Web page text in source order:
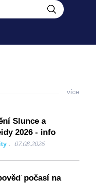
více
Slunce a
2026 - info
07.08.2026
počasí na